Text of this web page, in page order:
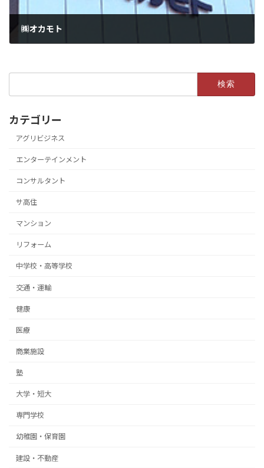
㈱オカモト
カテゴリー
アグリビジネス
エンターテインメント
コンサルタント
サ高住
マンション
リフォーム
中学校・高等学校
交通・運輸
健康
医療
商業施設
塾
大学・短大
専門学校
幼稚園・保育園
建設・不動産